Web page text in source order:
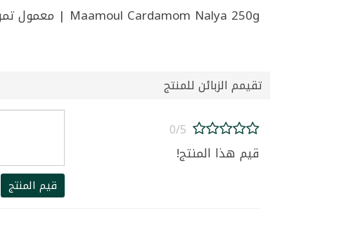
Maamoul Cardamom Nalya 250g | معمول تمر بالهال نايلا 250غ
تقيمم الزبائن للمنتج
0/5
قيم هذا المنتج!
قيم المنتج